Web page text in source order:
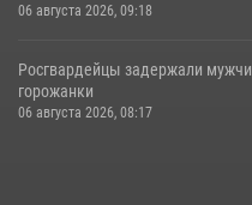
06 августа 2026, 09:18
Росгвардейцы задержали
горожанки
06 августа 2026, 08:17